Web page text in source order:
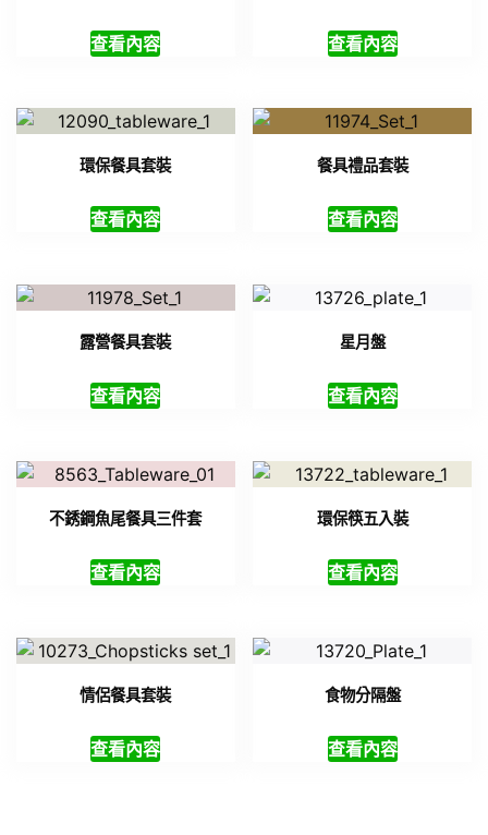
查看內容 查看內容
環保餐具套裝
查看內容
餐具禮品套裝
查看內容
露營餐具套裝
查看內容
星月盤
查看內容
不銹鋼魚尾餐具三件套
查看內容
環保筷五入裝
查看內容
情侶餐具套裝
查看內容
食物分隔盤
查看內容